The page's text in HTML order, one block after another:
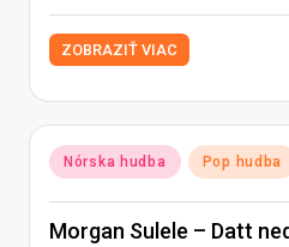
ZOBRAZIŤ VIAC
Posted
in
Nórska hudba Pop hudba
Morgan Sulele – Datt